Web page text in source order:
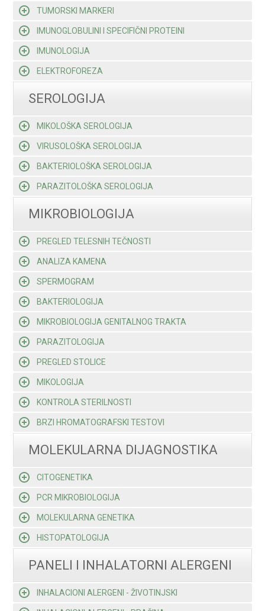
TUMORSKI MARKERI
IMUNOGLOBULINI I SPECIFIČNI PROTEINI
IMUNOLOGIJA
ELEKTROFOREZA
SEROLOGIJA
MIKOLOŠKA SEROLOGIJA
VIRUSOLOŠKA SEROLOGIJA
BAKTERIOLOŠKA SEROLOGIJA
PARAZITOLOŠKA SEROLOGIJA
MIKROBIOLOGIJA
PREGLED TELESNIH TEČNOSTI
ANALIZA KAMENA
SPERMOGRAM
BAKTERIOLOGIJA
MIKROBIOLOGIJA GENITALNOG TRAKTA
PARAZITOLOGIJA
PREGLED STOLICE
MIKOLOGIJA
KONTROLA STERILNOSTI
BRZI HROMATOGRAFSKI TESTOVI
MOLEKULARNA DIJAGNOSTIKA
CITOGENETIKA
PCR MIKROBIOLOGIJA
MOLEKULARNA GENETIKA
HISTOPATOLOGIJA
PANELI I INHALATORNI ALERGENI
INHALACIONI ALERGENI - ŽIVOTINJSKI